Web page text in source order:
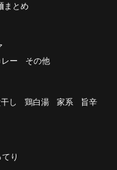
まとめ
レー その他
し 鶏白湯 家系
旨辛
り